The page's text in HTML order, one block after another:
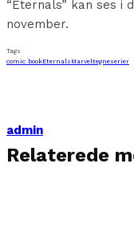
“Eternals” kan ses i
november.
Tags
comic bookEternals Marvel tegneserier
admin
Relaterede